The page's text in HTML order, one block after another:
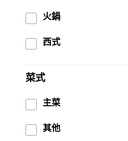
火鍋
西式
菜式
主菜
其他